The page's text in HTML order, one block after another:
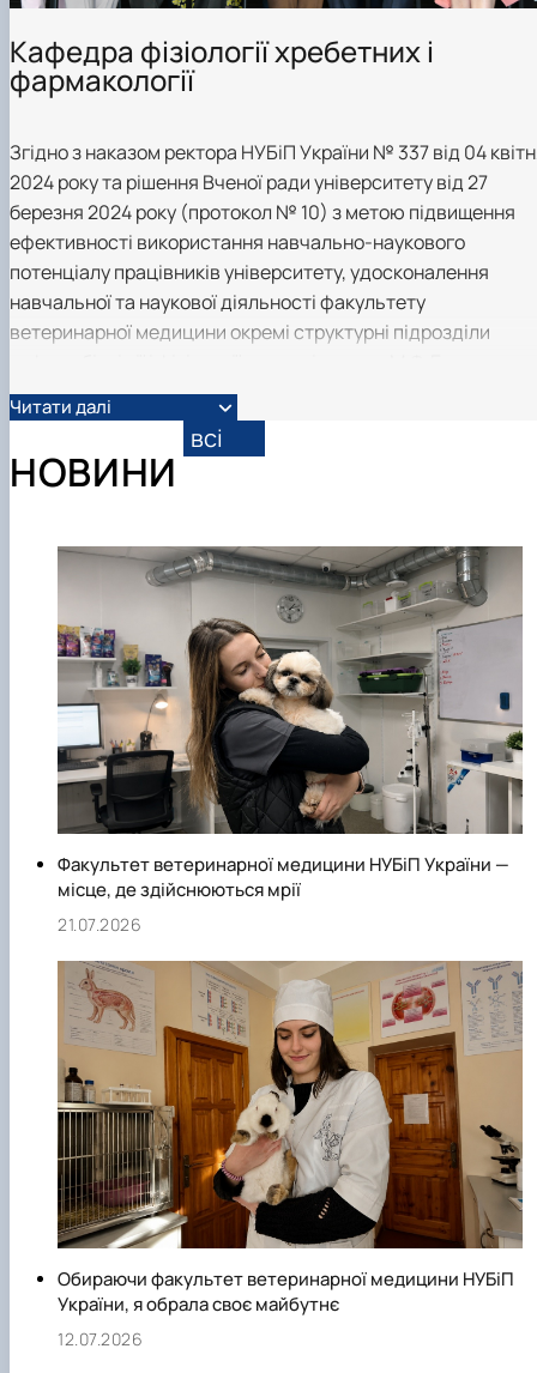
Фотогалерея
Кафедра фізіології хребетних і
фармакології
Згідно з наказом ректора НУБіП України № 337 від 04
2024 року та рішення Вченої ради університету від 27
березня 2024 року (протокол № 10) з метою підвищення
ефективності використання навчально-наукового
потенціалу працівників університету, удосконалення
навчальної та наукової діяльності факультету
ветеринарної медицини окремі структурні підрозділи
фармакології, паразитології і тропічної ветеринарії з 1
липня 2024 року були об’єднані в окремий структурний
підрозділ - кафедру фізіології хребетних і фармакології.
Читати далі
НОВИНИ
всі
Факультет ветеринарної медицини НУБіП України —
місце, де здійснюються мрії
21.07.2026
Обираючи факультет ветеринарної медицини НУБіП
України, я обрала своє майбутнє
12.07.2026